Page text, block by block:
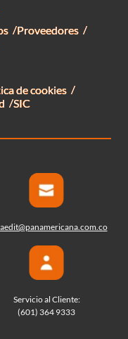
Proveedores
de cookies
SIC
Servicio al Cliente:
(601) 364 9333